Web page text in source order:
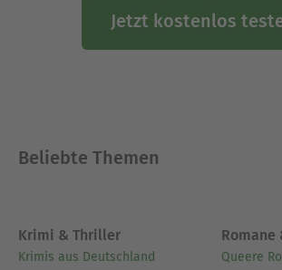
Jetzt kostenlos
Beliebte Themen
Krimi & Thriller
Krimis aus Deutschland
Romane
Queere